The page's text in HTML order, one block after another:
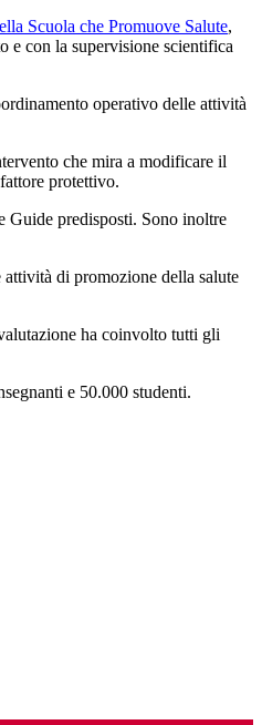
Scuola che Promuove Salute,
e con la supervisione scientifica
operativo delle attività
che mira a modificare il
protettivo.
Guide predisposti. Sono inoltre
attività di promozione della salute
ha coinvolto tutti gli
e 50.000 studenti.